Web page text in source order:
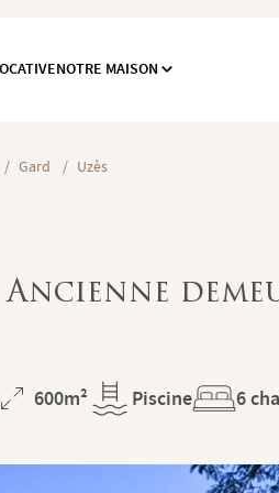
NOTRE MAISON
/ Gard / Uzès
Superficie
600m² Piscine 6
ET